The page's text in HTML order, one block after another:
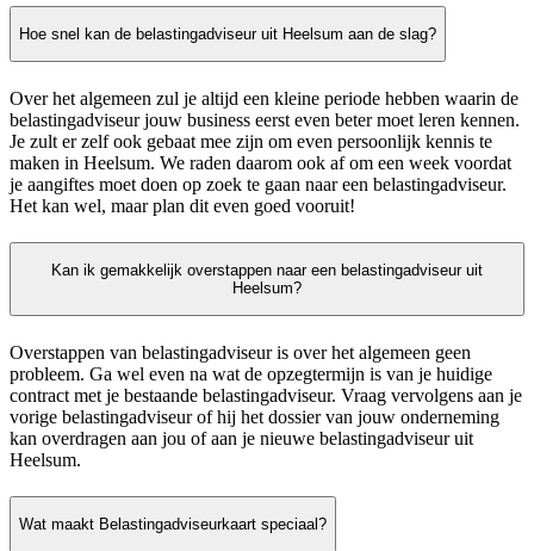
Hoe snel kan de belastingadviseur uit Heelsum aan de slag?
Over het algemeen zul je altijd een kleine periode hebben waarin de
belastingadviseur jouw business eerst even beter moet leren kennen.
Je zult er zelf ook gebaat mee zijn om even persoonlijk kennis te
maken in Heelsum. We raden daarom ook af om een week voordat
je aangiftes moet doen op zoek te gaan naar een belastingadviseur.
Het kan wel, maar plan dit even goed vooruit!
Kan ik gemakkelijk overstappen naar een belastingadviseur uit
Heelsum?
Overstappen van belastingadviseur is over het algemeen geen
probleem. Ga wel even na wat de opzegtermijn is van je huidige
contract met je bestaande belastingadviseur. Vraag vervolgens aan je
vorige belastingadviseur of hij het dossier van jouw onderneming
kan overdragen aan jou of aan je nieuwe belastingadviseur uit
Heelsum.
Wat maakt Belastingadviseurkaart speciaal?